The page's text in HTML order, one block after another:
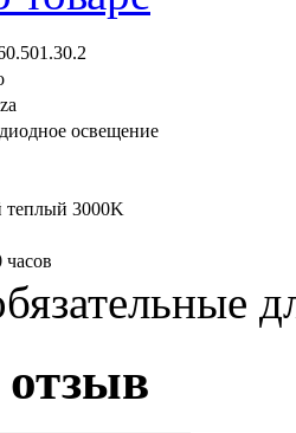
освещение
теплый 3000K
часов